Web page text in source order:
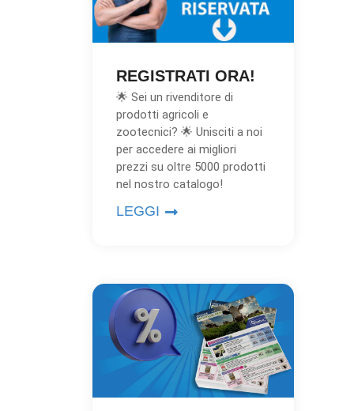
REGISTRATI ORA!
🌟 Sei un rivenditore di
prodotti agricoli e
zootecnici? 🌟 Unisciti a noi
per accedere ai migliori
prezzi su oltre 5000 prodotti
nel nostro catalogo!
LEGGI